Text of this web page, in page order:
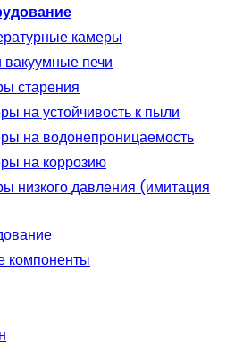
камеры
печи
старения
на устойчивость к пыли
на водонепроницаемость
на коррозию
низкого давления (имитация
компоненты